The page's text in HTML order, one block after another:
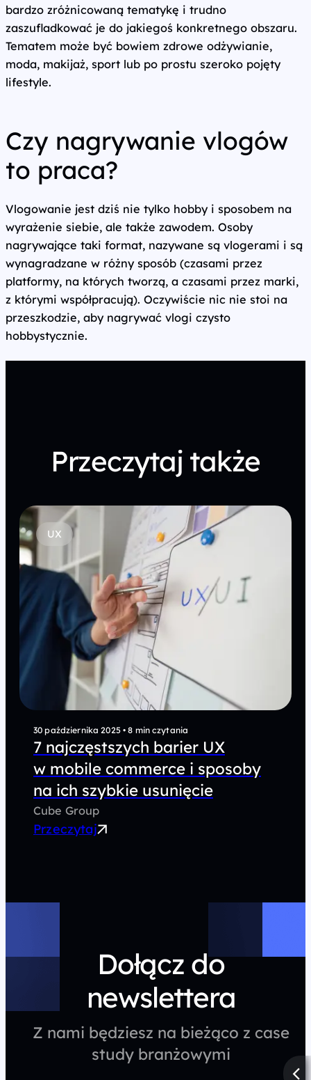
bardzo zróżnicowaną tematykę i trudno
zaszufladkować je do jakiegoś konkretnego obszaru.
Tematem może być bowiem zdrowe odżywianie,
moda, makijaż, sport lub po prostu szeroko pojęty
lifestyle.
Czy nagrywanie vlogów
to praca?
Vlogowanie jest dziś nie tylko hobby i sposobem na
wyrażenie siebie, ale także zawodem. Osoby
nagrywające taki format, nazywane są vlogerami i są
wynagradzane w różny sposób (czasami przez
platformy, na których tworzą, a czasami przez marki,
z którymi współpracują). Oczywiście nic nie stoi na
przeszkodzie, aby nagrywać vlogi czysto
hobbystycznie.
Przeczytaj także
UX
30 października 2025 • 8 min czytania
7 najczęstszych barier UX
w mobile commerce i sposoby
na ich szybkie usunięcie
Cube Group
Przeczytaj
Dołącz do
newslettera
Z nami będziesz na bieżąco z case
study branżowymi